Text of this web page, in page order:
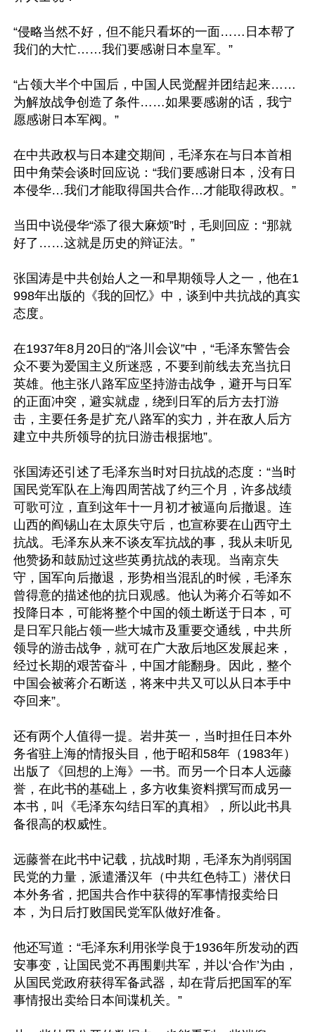
“侵略当然不好，但不能只看坏的一面……日本帮了
我们的大忙……我们要感谢日本皇军。”
“占领大半个中国后，中国人民觉醒并团结起来……
为解放战争创造了条件……如果要感谢的话，我宁
愿感谢日本军阀。”
在中共政权与日本建交期间，毛泽东在与日本首相
田中角荣会谈时回应说：“我们要感谢日本，没有日
本侵华…我们才能取得国共合作…才能取得政权。”
当田中说侵华“添了很大麻烦”时，毛则回应：“那就
好了……这就是历史的辩证法。”
张国涛是中共创始人之一和早期领导人之一，他在1
998年出版的《我的回忆》中，谈到中共抗战的真实
态度。
在1937年8月20日的“洛川会议”中，“毛泽东警告会
众不要为爱国主义所迷惑，不要到前线去充当抗日
英雄。他主张八路军应坚持游击战争，避开与日军
的正面冲突，避实就虚，绕到日军的后方去打游
击，主要任务是扩充八路军的实力，并在敌人后方
建立中共所领导的抗日游击根据地”。
张国涛还引述了毛泽东当时对日抗战的态度：“当时
国民党军队在上海四周苦战了约三个月，许多战绩
可歌可泣，直到这年十一月初才被逼向后撤退。连
山西的阎锡山在太原失守后，也宣称要在山西守土
抗战。毛泽东从来不谈友军抗战的事，我从未听见
他赞扬和鼓励过这些英勇抗战的表现。当南京失
守，国军向后撤退，形势相当混乱的时候，毛泽东
曾得意的描述他的抗日观感。他认为蒋介石等如不
投降日本，可能将整个中国的领土断送于日本，可
是日军只能占领一些大城市及重要交通线，中共所
领导的游击战争，就可在广大敌后地区发展起来，
经过长期的艰苦奋斗，中国才能翻身。因此，整个
中国会被蒋介石断送，将来中共又可以从日本手中
夺回来”。
还有两个人值得一提。岩井英一，当时担任日本外
务省驻上海的情报头目，他于昭和58年（1983年）
出版了《回想的上海》一书。而另一个日本人远藤
誉，在此书的基础上，多方收集资料撰写而成另一
本书，叫《毛泽东勾结日军的真相》，所以此书具
备很高的权威性。
远藤誉在此书中记载，抗战时期，毛泽东为削弱国
民党的力量，派遣潘汉年（中共红色特工）潜伏日
本外务省，把国共合作中获得的军事情报卖给日
本，为日后打败国民党军队做好准备。
他还写道：“毛泽东利用张学良于1936年所发动的西
安事变，让国民党不再围剿共军，并以‘合作’为由，
从国民党政府获得军备武器，却在背后把国军的军
事情报出卖给日本间谍机关。”